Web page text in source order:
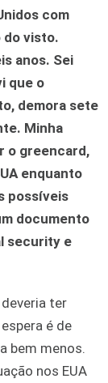
com
do visto.
anos. Sei
que o
demora sete
Minha
o greencard,
enquanto
possíveis
documento
security e
ter
é de
bem menos.
nos EUA